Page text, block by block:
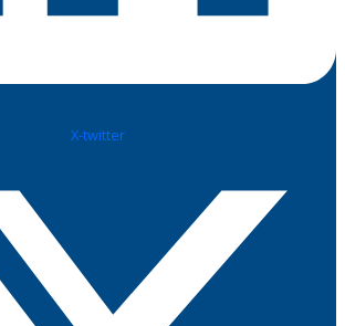
X-twitter